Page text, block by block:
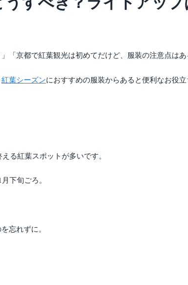
京都で紅葉観光は初めてだけど、服装の注意点は
紅葉シーズンにおすすめの服装からあると便利なお役
る紅葉スポットが多いです。
月下旬ごろ。
忘れずに。